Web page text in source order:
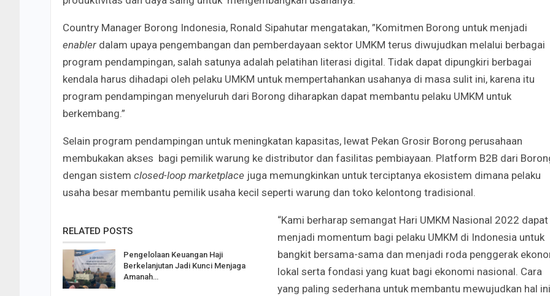
Country Manager Borong Indonesia, Ronald Sipahutar mengatakan, ”Komitmen Borong untuk menjadi
enabler dalam upaya pengembangan dan pemberdayaan sektor UMKM terus diwujudkan melalui berbagai
program pendampingan, salah satunya adalah pelatihan literasi digital. Tidak dapat dipungkiri berbagai
kendala harus dihadapi oleh pelaku UMKM untuk mempertahankan usahanya di masa sulit ini, karena itu
program pendampingan menyeluruh dari Borong diharapkan dapat membantu pelaku UMKM untuk
berkembang.”
Selain program pendampingan untuk meningkatan kapasitas, lewat Pekan Grosir Borong perusahaan
membukakan akses bagi pemilik warung ke distributor dan fasilitas pembiayaan. Platform B2B dari
dengan sistem closed-loop marketplace juga memungkinkan untuk terciptanya ekosistem dimana pelaku
usaha besar membantu pemilik usaha kecil seperti warung dan toko kelontong tradisional.
RELATED POSTS
Pengelolaan Keuangan Haji
Berkelanjutan Jadi Kunci Menjaga
Amanah…
“Kami berharap semangat Hari UMKM Nasional 2022 dapat
menjadi momentum bagi pelaku UMKM di Indonesia untuk
bangkit bersama-sama dan menjadi roda penggerak
lokal serta fondasi yang kuat bagi ekonomi nasional. Cara
yang paling sederhana untuk membantu mewujudkan hal ini